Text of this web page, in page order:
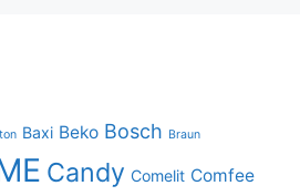
Baxi Beko Bosch Braun
Candy Comelit Comfee